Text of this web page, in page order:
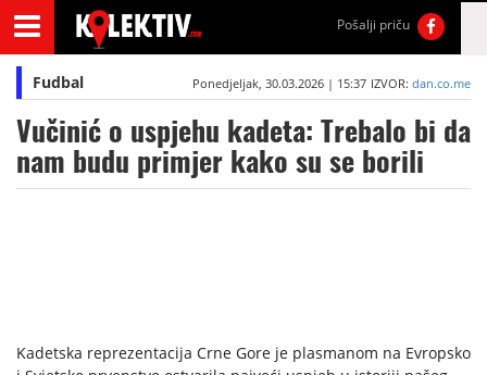
Pošalji priču
Fudbal Ponedjeljak, 30.03.2026 | 15:37 IZVOR: dan.co.me
Vučinić o uspjehu kadeta: Trebalo bi da
nam budu primjer kako su se borili
Kadetska reprezentacija Crne Gore je plasmanom na Evropsko